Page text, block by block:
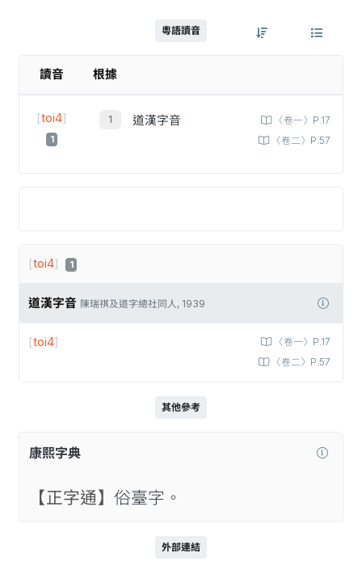
粵語讀音
讀音 根據
[toi4]
1
道漢字音
〈卷一〉P.17
〈卷二〉P.57
[toi4] 1
道漢字音 陳瑞祺及道字總社同人, 1939
〈卷一〉P.17
〈卷二〉P.57
[toi4]
其他參考
康熙字典
【正字通】 俗臺字。
外部連結